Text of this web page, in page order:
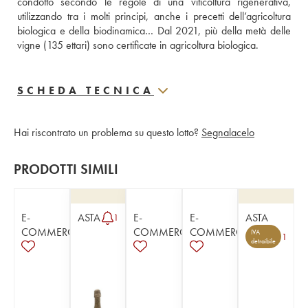
utilizzando tra i molti principi, anche i precetti dell’agricoltura
biologica e della biodinamica… Dal 2021, più della metà delle
vigne (135 ettari) sono certificate in agricoltura biologica.
SCHEDA TECNICA
Hai riscontrato un problema su questo lotto? Segnalacelo
PRODOTTI SIMILI
E-
COMMERCE
ASTA 1
E-
COMMERCE
E-
COMMERCE
ASTA
IVA
detraibile
1